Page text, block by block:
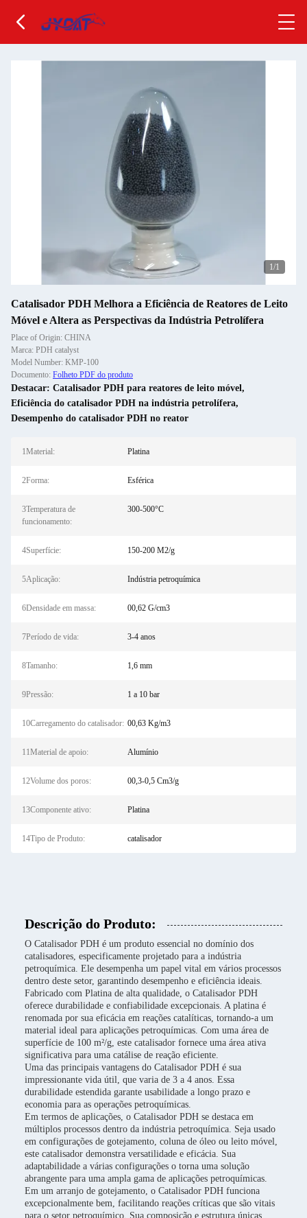
1/1
Catalisador PDH Melhora a Eficiência de Reatores de Leito
Móvel e Altera as Perspectivas da Indústria Petrolífera
Place of Origin: CHINA
Marca: PDH catalyst
Model Number: KMP-100
Documento: Folheto PDF do produto
Destacar: Catalisador PDH para reatores de leito móvel,
Eficiência do catalisador PDH na indústria petrolífera,
Desempenho do catalisador PDH no reator
1Material: Platina
2Forma: Esférica
3Temperatura de
funcionamento:
300-500°C
4Superfície: 150-200 M2/g
5Aplicação: Indústria petroquímica
6Densidade em massa: 00,62 G/cm3
7Período de vida: 3-4 anos
8Tamanho: 1,6 mm
9Pressão: 1 a 10 bar
10Carregamento do catalisador: 00,63 Kg/m3
11Material de apoio: Alumínio
12Volume dos poros: 00,3-0,5 Cm3/g
13Componente ativo: Platina
14Tipo de Produto: catalisador
Descrição do Produto:
O Catalisador PDH é um produto essencial no domínio dos
catalisadores, especificamente projetado para a indústria
petroquímica. Ele desempenha um papel vital em vários processos
dentro deste setor, garantindo desempenho e eficiência ideais.
Fabricado com Platina de alta qualidade, o Catalisador PDH
oferece durabilidade e confiabilidade excepcionais. A platina é
renomada por sua eficácia em reações catalíticas, tornando-a um
material ideal para aplicações petroquímicas. Com uma área de
superfície de 100 m²/g, este catalisador fornece uma área ativa
significativa para uma catálise de reação eficiente.
Uma das principais vantagens do Catalisador PDH é sua
impressionante vida útil, que varia de 3 a 4 anos. Essa
durabilidade estendida garante usabilidade a longo prazo e
economia para as operações petroquímicas.
Em termos de aplicações, o Catalisador PDH se destaca em
múltiplos processos dentro da indústria petroquímica. Seja usado
em configurações de gotejamento, coluna de óleo ou leito móvel,
este catalisador demonstra versatilidade e eficácia. Sua
adaptabilidade a várias configurações o torna uma solução
abrangente para uma ampla gama de aplicações petroquímicas.
Em um arranjo de gotejamento, o Catalisador PDH funciona
excepcionalmente bem, facilitando reações críticas que são vitais
para o setor petroquímico. Sua composição e estrutura únicas